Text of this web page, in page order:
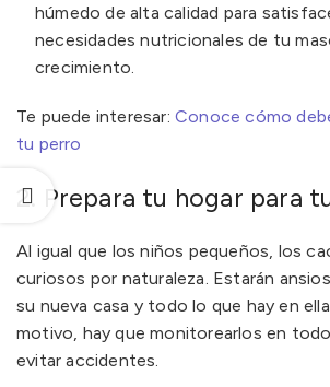
húmedo de alta calidad para
necesidades nutricionales de tu
crecimiento.
Te puede interesar: Conoce cómo
tu perro
2. Prepara tu hogar para
Al igual que los niños pequeños, los
curiosos por naturaleza. Estarán
su nueva casa y todo lo que hay en
motivo, hay que monitorearlos en
evitar accidentes.